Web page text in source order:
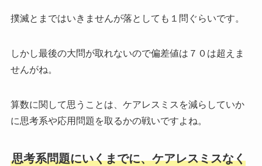
撲滅とまではいきませんが落としても１問ぐらいです。
しかし最後の大問が取れないので偏差値は７０は超えま
せんがね。
算数に関して思うことは、ケアレスミスを減らしていか
に思考系や応用問題を取るかの戦いですよね。
思考系問題にいくまでに、ケアレスミスなく